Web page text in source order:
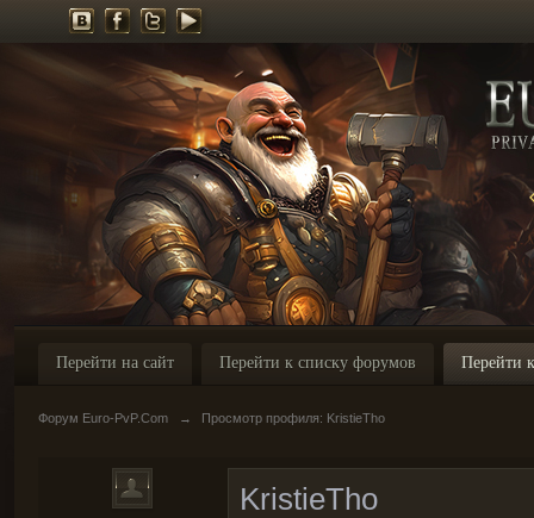
Перейти на сайт Перейти к списку форумов Перейти
Форум Euro-PvP.Com → Просмотр профиля: KristieTho
KristieTho